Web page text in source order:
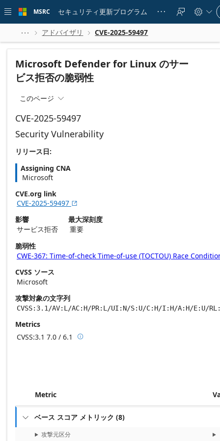
 main
MSRC セキュリティ更新プログラム    
in
to
  アドバイザリ  CVE-2025-59497
Microsoft Defender for Linux のサー
ビス拒否の脆弱性
このページ 
CVE-2025-59497
Security Vulnerability
リリース日:
Assigning CNA
Microsoft
CVE.org link
CVE-2025-59497 
影響
サービス拒否
最大深刻度
重要
脆弱性
CWE-367: Time-of-check Time-of-use (TOCTOU) Race
CVSS ソース
Microsoft
攻撃対象の文字列
CVSS:3.1/AV:L/AC:H/PR:L/UI:N/S:U/C:H/I:H/A:H/E:U/
Metrics
CVSS:3.1 7.0 / 6.1 Base score metrics: 7.0 / Temporal score
Metric
 ベース スコア メトリック (8)
攻撃元区分